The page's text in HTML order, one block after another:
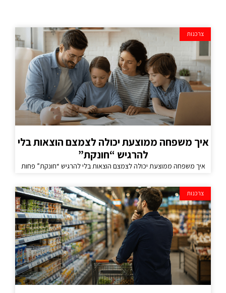
צרכנות
איך משפחה ממוצעת יכולה לצמצם הוצאות בלי
להרגיש “חונקת”
איך משפחה ממוצעת יכולה לצמצם הוצאות בלי להרגיש “חונקת” פחות
צרכנות